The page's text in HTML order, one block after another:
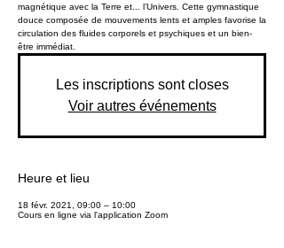
magnétique avec la Terre et... l’Univers. Cette gymnastique
douce composée de mouvements lents et amples favorise la
circulation des fluides corporels et psychiques et un bien-
être immédiat.
Les inscriptions sont closes
Voir autres événements
Heure et lieu
18 févr. 2021, 09:00 – 10:00
Cours en ligne via l'application Zoom